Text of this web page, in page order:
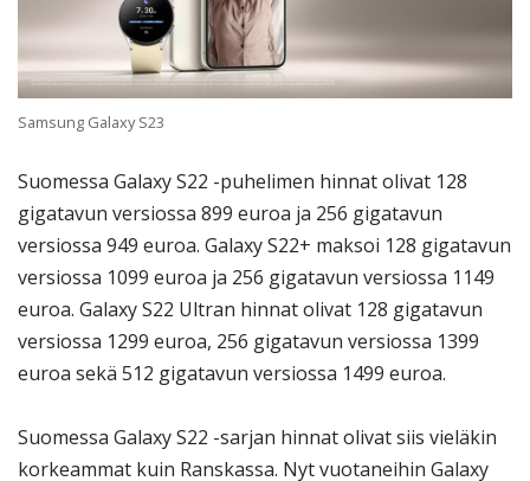
Samsung Galaxy S23
Suomessa Galaxy S22 -puhelimen hinnat olivat 128
gigatavun versiossa 899 euroa ja 256 gigatavun
versiossa 949 euroa. Galaxy S22+ maksoi 128 gigatavun
versiossa 1099 euroa ja 256 gigatavun versiossa 1149
euroa. Galaxy S22 Ultran hinnat olivat 128 gigatavun
versiossa 1299 euroa, 256 gigatavun versiossa 1399
euroa sekä 512 gigatavun versiossa 1499 euroa.
Suomessa Galaxy S22 -sarjan hinnat olivat siis vieläkin
korkeammat kuin Ranskassa. Nyt vuotaneihin Galaxy